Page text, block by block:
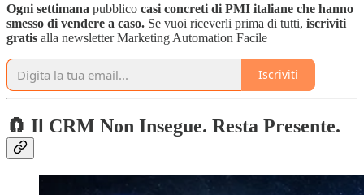
Ogni settimana pubblico casi concreti di PMI italiane che hanno
smesso di vendere a caso. Se vuoi riceverli prima di tutti, iscriviti
gratis alla newsletter Marketing Automation Facile
Iscriviti
🧲 Il CRM Non Insegue. Resta Presente.